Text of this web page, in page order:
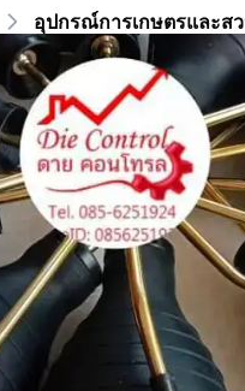
อุปกรณ์การเกษตรและส